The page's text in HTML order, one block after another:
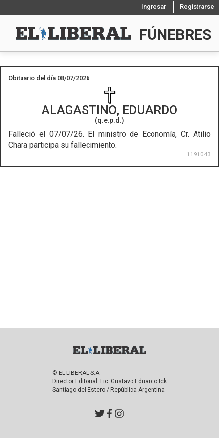
Ingresar Registrarse
FÚNEBRES
Obituario del día 08/07/2026
ALAGASTINO, EDUARDO
(q.e.p.d.)
Falleció el 07/07/26. El ministro de Economía, Cr. Atilio
Chara participa su fallecimiento.
1191043
© EL LIBERAL S.A.
Director Editorial: Lic. Gustavo Eduardo Ick
Santiago del Estero / República Argentina